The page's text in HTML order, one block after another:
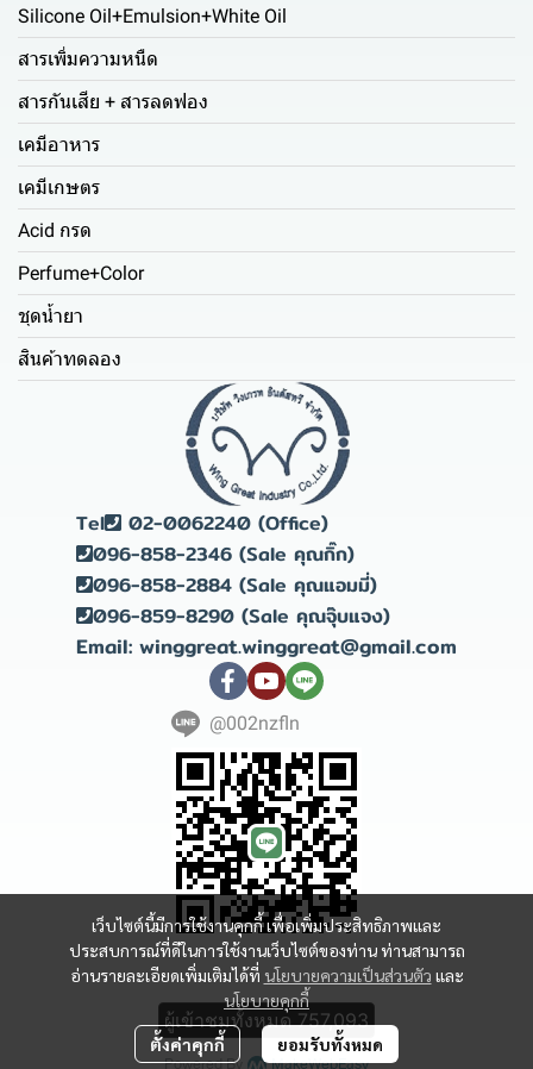
เว็บไซต์นี้มีการใช้งานคุกกี้ เพื่อเพิ่มประสิทธิภาพและ
ประสบการณ์ที่ดีในการใช้งานเว็บไซต์ของท่าน ท่านสามารถ
อ่านรายละเอียดเพิ่มเติมได้ที่ นโยบายความเป็นส่วนตัว และ
นโยบายคุกกี้
ตั้งค่าคุกกี้ ยอมรับทั้งหมด
Silicone Oil+Emulsion+White Oil
สารเพิ่มความหนืด
สารกันเสีย + สารลดฟอง
เคมีอาหาร
เคมีเกษตร
Acid กรด
Perfume+Color
ชุดน้ำยา
สินค้าทดลอง
Tel
02-0062240 (Office)
096-858-2346 (Sale คุณกิ๊ก)
096-858-2884 (Sale คุณแอมมี่)
096-859-8290 (Sale คุณจุ๊บแจง)
Email: winggreat.winggreat@gmail.com
@002nzfln
Copyright 2023 | All Rights Reserved | Powered by winggreat
ผู้เข้าชมทั้งหมด757,093